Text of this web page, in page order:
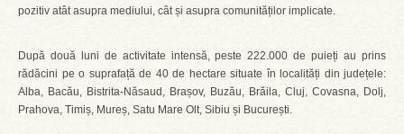
pozitiv atât asupra mediului, cât și asupra comunităților implicate.
După două luni de activitate intensă, peste 222.000 de puieți au prins
rădăcini pe o suprafață de 40 de hectare situate în localități din județele:
Alba, Bacău, Bistrita-Năsaud, Brașov, Buzău, Brăila, Cluj, Covasna, Dolj,
Prahova, Timiș, Mureș, Satu Mare Olt, Sibiu și București.